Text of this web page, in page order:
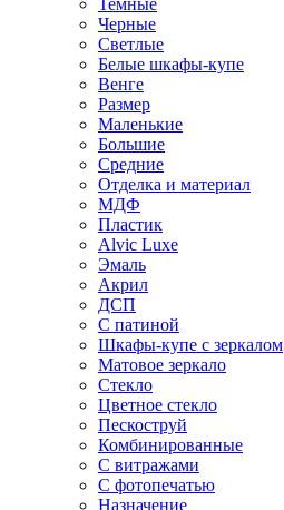
Темные
Черные
Светлые
Белые шкафы-купе
Венге
Размер
Маленькие
Большие
Средние
Отделка и материал
МДФ
Пластик
Alvic Luxe
Эмаль
Акрил
ДСП
С патиной
Шкафы-купе с зеркалом
Матовое зеркало
Стекло
Цветное стекло
Пескоструй
Комбинированные
С витражами
С фотопечатью
Назначение